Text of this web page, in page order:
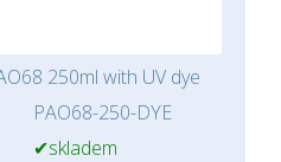
250ml with UV dye
PAO68-250-DYE
✔skladem